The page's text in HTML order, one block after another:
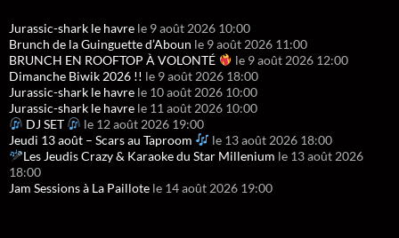
Jurassic-shark le havre le 9 août 2026 10:00
Brunch de la Guinguette d’Aboun le 9 août 2026 11:00
BRUNCH EN ROOFTOP À VOLONTÉ
le 9 août 2026 12:00
Dimanche Biwik 2026 !! le 9 août 2026 18:00
Jurassic-shark le havre le 10 août 2026 10:00
Jurassic-shark le havre le 11 août 2026 10:00
DJ SET
le 12 août 2026 19:00
Jeudi 13 août – Scars au Taproom
le 13 août 2026 18:00
Les Jeudis Crazy & Karaoke du Star Millenium le 13 août 2026
18:00
Jam Sessions à La Paillote le 14 août 2026 19:00